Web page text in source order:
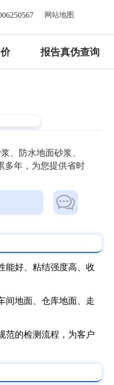
网站地图
报告真伪查询
、防水地面砂浆、
多年，为您提供省时
能好、粘结强度高、收
间地面、仓库地面、走
范的检测流程，为客户